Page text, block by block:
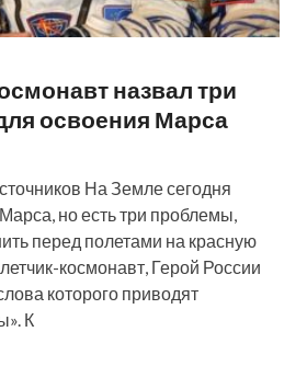
назвал три
освоения Марса
На Земле сегодня
но есть три проблемы,
перед полетами на красную
космонавт, Герой России
которого приводят
К